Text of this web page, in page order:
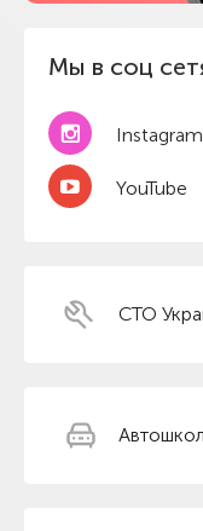
Мы в соц
Instagram
YouTube
СТО